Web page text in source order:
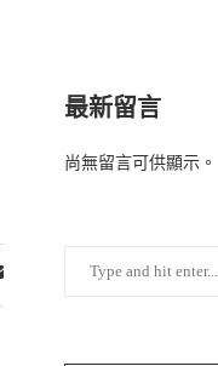
最新留言
尚無留言可供顯示。